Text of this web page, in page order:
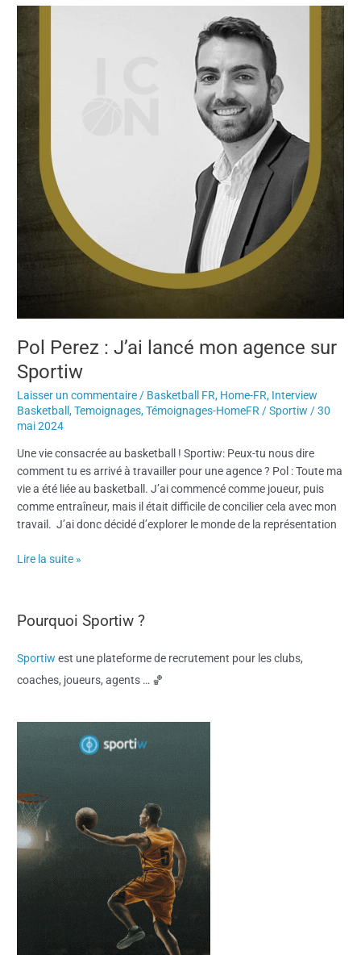
Pol Perez : J’ai lancé mon agence sur
Sportiw
Laisser un commentaire / Basketball FR, Home-FR, Interview
Basketball,Temoignages,Témoignages-HomeFR /Sportiw /30
mai 2024
Une vie consacrée au basketball ! Sportiw: Peux-tu nous dire
comment tu es arrivé à travailler pour une agence ? Pol : Toute ma
vie a été liée au basketball. J’ai commencé comme joueur, puis
comme entraîneur, mais il était difficile de concilier cela avec mon
travail. J’ai donc décidé d’explorer le monde de la représentation
J’ai
mon
sur
Sportiw
Lire la suite »
Pourquoi Sportiw ?
Sportiwest une plateforme de recrutement pour les clubs,
coaches, joueurs, agents … 🏀